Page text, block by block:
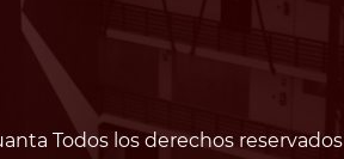
Todos los derechos reservados